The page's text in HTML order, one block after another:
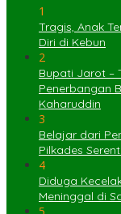
1
Tragis, Anak
Diri di Kebun
2
Bupati Jarot –
Penerbangan
Kaharuddin
3
Belajar dari
Pilkades
4
Diduga
Meninggal di